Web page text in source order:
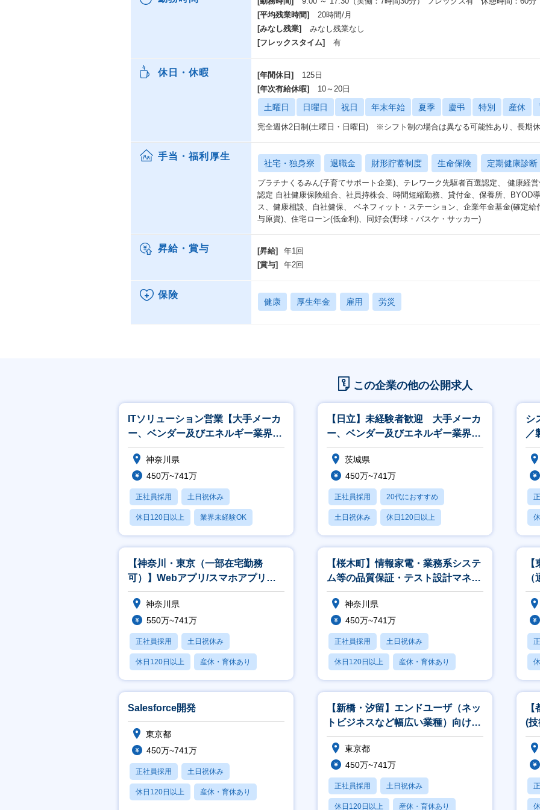
[平均残業時間]
20時間/月
[みなし残業]
みなし残業なし
[フレックスタイム]
有
休日・休暇 [年間休日]
125日
[年次有給休暇]
10～20日
土曜日 日曜日 祝日 年末年始 夏季 慶弔 特別 産休
完全週休2日制(土曜日・日曜日) ※シフト制の場合は異なる可能性あり、長期
手当・福利厚生
社宅・独身寮 退職金 財形貯蓄制度 生命保険 定期健康診断
プラチナくるみん(子育てサポート企業)、テレワーク先駆者百選認定、 健康経
認定 自社健康保険組合、社員持株会、時間短縮勤務、貸付金、保養所、BYOD
ス、健康相談、自社健保、 ベネフィット・ステーション、企業年金基金(確定
与原資)、住宅ローン(低金利)、同好会(野球・バスケ・サッカー)
昇給・賞与 [昇給]
年1回
[賞与]
年2回
保険
健康 厚生年金 雇用 労災
この企業の他の公開求人
ITソリューション営業【大手メーカ
ー、ベンダー及びエネルギー業界、
官公庁向け】
神奈川県
450万~741万
正社員採用 土日祝休み
休日120日以上 業界未経験OK
産休・育休あり
【日立】未経験者歓迎 大手メーカ
ー、ベンダー及びエネルギー業界、
官公庁向けの営業
茨城県
450万~741万
正社員採用 20代におすすめ
土日祝休み 休日120日以上
産休・育休あり
シ
／
ロ
【神奈川・東京（一部在宅勤務
可）】Webアプリ/スマホアプリ開
発エンジニア
神奈川県
550万~741万
正社員採用 土日祝休み
休日120日以上 産休・育休あり
月残業20時間以内
【桜木町】情報家電・業務系システ
ム等の品質保証・テスト設計マネー
ジャ／アナリスト
神奈川県
450万~741万
正社員採用 土日祝休み
休日120日以上 産休・育休あり
月残業20時間以内
Salesforce開発
東京都
450万~741万
正社員採用 土日祝休み
休日120日以上 産休・育休あり
【新橋・汐留】エンドユーザ（ネッ
トビジネスなど幅広い業種）向けア
カウント営業
東京都
450万~741万
正社員採用 土日祝休み
休日120日以上 産休・育休あり
(
ト